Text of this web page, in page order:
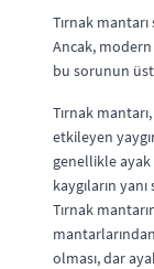
Tırnak
Ancak, modern
bu sorunun
Tırnak
etkileyen
genellikle ayak
kaygıların
Tırnak
olması, dar